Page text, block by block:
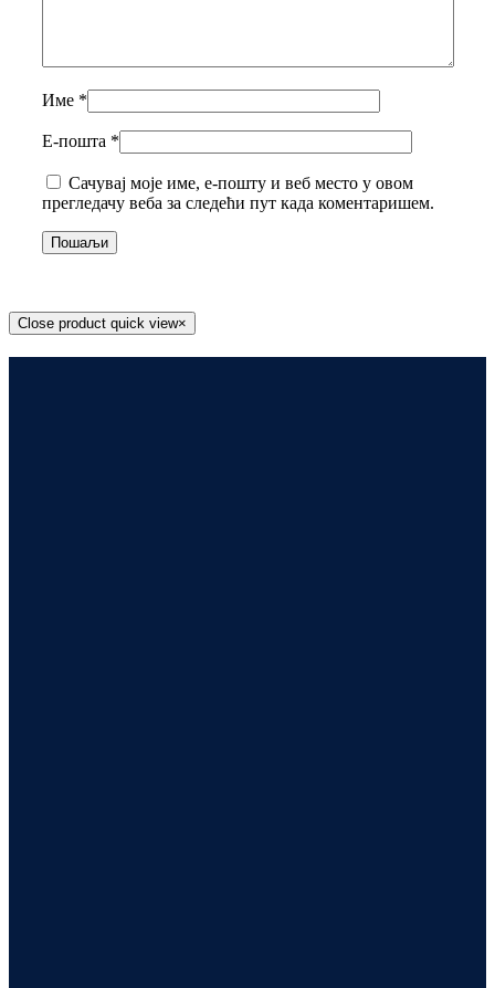
Име *
Е-пошта *
Сачувај моје име, е-пошту и веб место у овом
прегледачу веба за следећи пут када коментаришем.
Close product quick view×